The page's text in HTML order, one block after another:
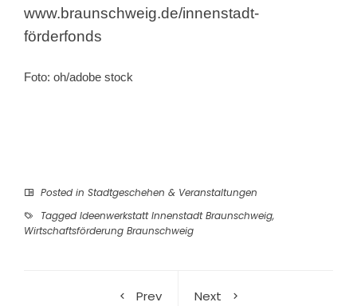
www.braunschweig.de/innenstadt-
förderfonds
Foto: oh/adobe stock
Posted in Stadtgeschehen & Veranstaltungen
Tagged Ideenwerkstatt Innenstadt Braunschweig,
Wirtschaftsförderung Braunschweig
Prev
Next